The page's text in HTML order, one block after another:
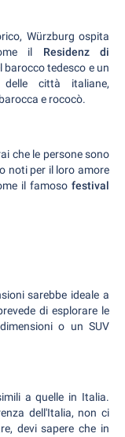
Würzburg ospita
il Residenz di
barocco tedesco e un
delle città italiane,
e rococò.
che le persone sono
noti per il loro amore
il famoso festival
sarebbe ideale a
di esplorare le
o un SUV
a quelle in Italia.
dell'Italia, non ci
devi sapere che in